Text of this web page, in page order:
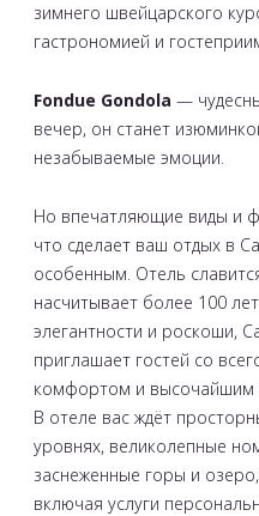
зимнего швейцарского
гастрономией и
Fondue Gondola —
вечер, он станет
незабываемые эмоции.
Но впечатляющие виды и
что сделает ваш отдых в
особенным. Отель
насчитывает более 100
элегантности и роскоши,
приглашает гостей со
комфортом и высочайшим
В отеле вас ждёт
уровнях, великолепные
заснеженные горы и
включая услуги